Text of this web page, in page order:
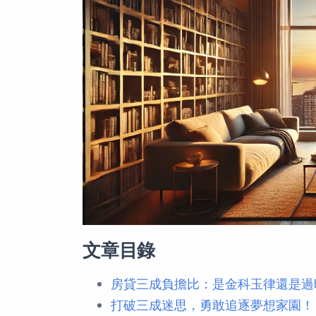
文章目錄
房貸三成負擔比：是金科玉律還是
打破三成迷思，勇敢追逐夢想家園！